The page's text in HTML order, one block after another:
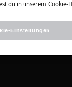
du in unserem Cookie-
Einstellungen